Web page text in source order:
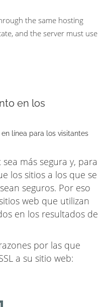
the same hosting
and the server must use
en los
línea para los visitantes
más segura y, para
los sitios a los que se
seguros. Por eso
web que utilizan
en los resultados de
por las que
a su sitio web: